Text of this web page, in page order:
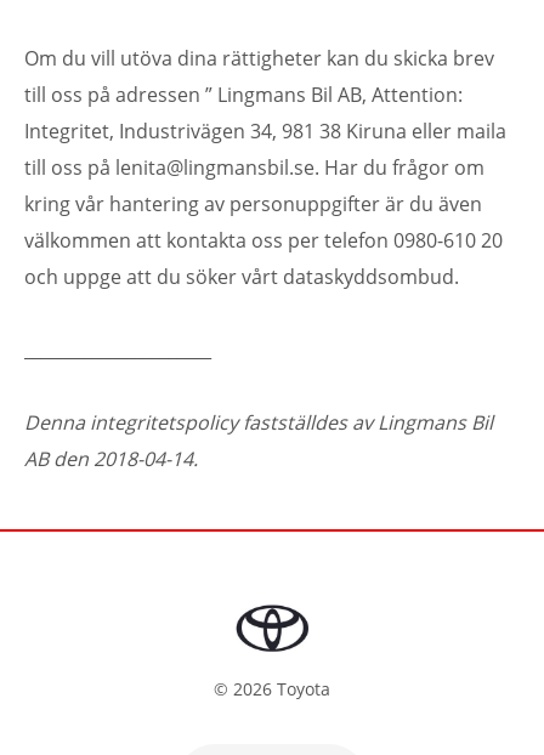
Om du vill utöva dina rättigheter kan du skicka brev
till oss på adressen ” Lingmans Bil AB, Attention:
Integritet, Industrivägen 34, 981 38 Kiruna eller maila
till oss på lenita@lingmansbil.se. Har du frågor om
kring vår hantering av personuppgifter är du även
välkommen att kontakta oss per telefon 0980-610 20
och uppge att du söker vårt dataskyddsombud.
Denna integritetspolicy fastställdes av Lingmans Bil
AB den 2018-04-14.
© 2026 Toyota